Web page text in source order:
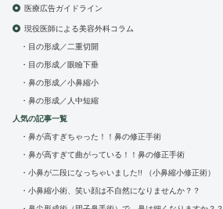
医療広告ガイドライン
現役医師による美容外科コラム
目の形成／二重切開
目の形成／眼瞼下垂
鼻の形成／小鼻縮小
鼻の形成／人中短縮
人気の記事一覧
鼻が高すぎちゃった！！鼻の修正手術
鼻が高すぎて曲がっている！！鼻の修正手術
小鼻が二段になっちゃいました!! （小鼻縮小修正術）
小鼻縮小術、笑い顔は不自然になりませんか？？